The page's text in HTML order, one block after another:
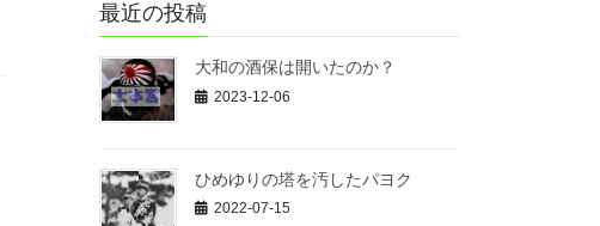
最近の投稿
大和の酒保は開いたのか？
2023-12-06
ひめゆりの塔を汚したパヨク
2022-07-15